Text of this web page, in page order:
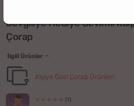
Sevgiliye Hediye Sevimli
Çorap
İlgili Ürünler
Kişiye Özel Çorap Ürünleri
(1)